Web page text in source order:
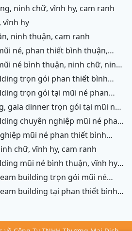
ninh chữ, vĩnh hy, cam ranh
vĩnh hy
ninh thuận, cam ranh
hy, cam ranh
thuận, vĩnh hy,cam ranh
rang ninh chữ ninh thuận, cam
phang rang, ninh chữ, vĩnh hy,
vĩnh hy, cam ranh
rang, ninh thuận, cam ranh
chữ, vĩnh hy, cam ranh
ninh chữ, vĩnh hy, cam ranh,